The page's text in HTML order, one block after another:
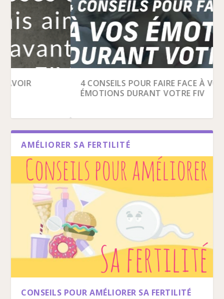
10 CHOSES QUE J’AURAIS AIMÉ SAVOIR
AVANT MA 1ÈRE FIV
4 CONSEILS POUR FAIRE FACE À VOS
ÉMOTIONS DURANT VOTRE FIV
7 CONSEILS DE FIVETTES À CONNAITRE
AVANT DE COMMENCER UN PARCOURS DE
8 CHOSES À NE PAS DIRE AUX INFERTILES
GÉRER L’ASPECT ÉMOTIONNEL DE LA FIV
COMBIEN FAUT IL FAIRE DE FIV POUR
TOMBER ENCEINTE ? LES FIVETTES TÉMOI...
6 CONSEILS POUR CONCILIER SPORT ET FIV
10 CHOSES QUE J’AURAIS AIMÉ SAVOIR SUR
L’INFERTILITÉ
AMÉLIORER SA FERTILITÉ
CONSEILS POUR AMÉLIORER SA FERTILITÉ